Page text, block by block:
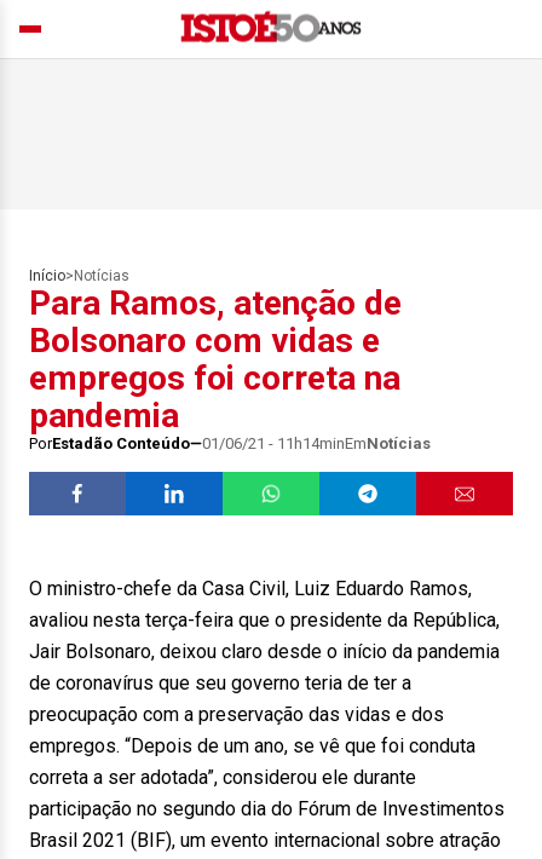
Início> Notícias
Para Ramos, atenção de
Bolsonaro com vidas e
empregos foi correta na
pandemia
PorEstadão Conteúdo 01/06/21 - 11h14minEmNotícias
O ministro-chefe da Casa Civil, Luiz Eduardo Ramos,
avaliou nesta terça-feira que o presidente da República,
Jair Bolsonaro, deixou claro desde o início da pandemia
de coronavírus que seu governo teria de ter a
preocupação com a preservação das vidas e dos
empregos. “Depois de um ano, se vê que foi conduta
correta a ser adotada”, considerou ele durante
participação no segundo dia do Fórum de Investimentos
Brasil 2021 (BIF), um evento internacional sobre atração